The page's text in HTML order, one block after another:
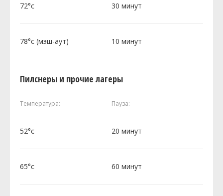
72°c 30 минут
78°c (мэш-аут) 10 минут
Пилснеры и прочие лагеры
Температура: Пауза:
52°c 20 минут
65°c 60 минут